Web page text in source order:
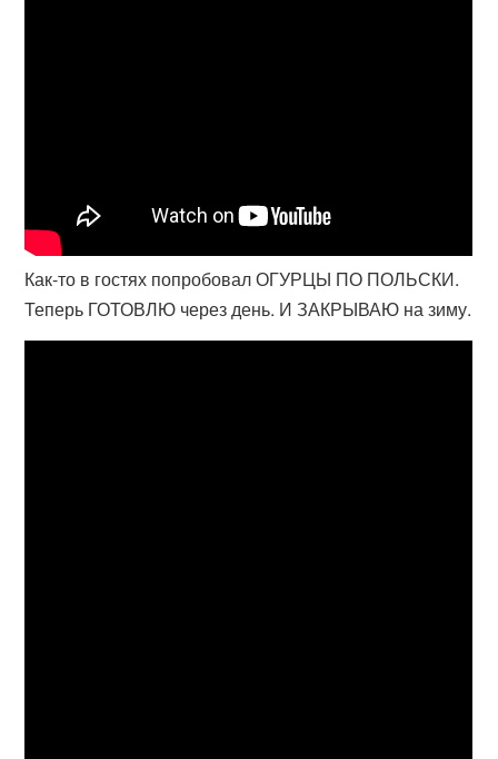
Как-то в гостях попробовал ОГУРЦЫ ПО ПОЛЬСКИ.
Теперь ГОТОВЛЮ через день. И ЗАКРЫВАЮ на зиму.